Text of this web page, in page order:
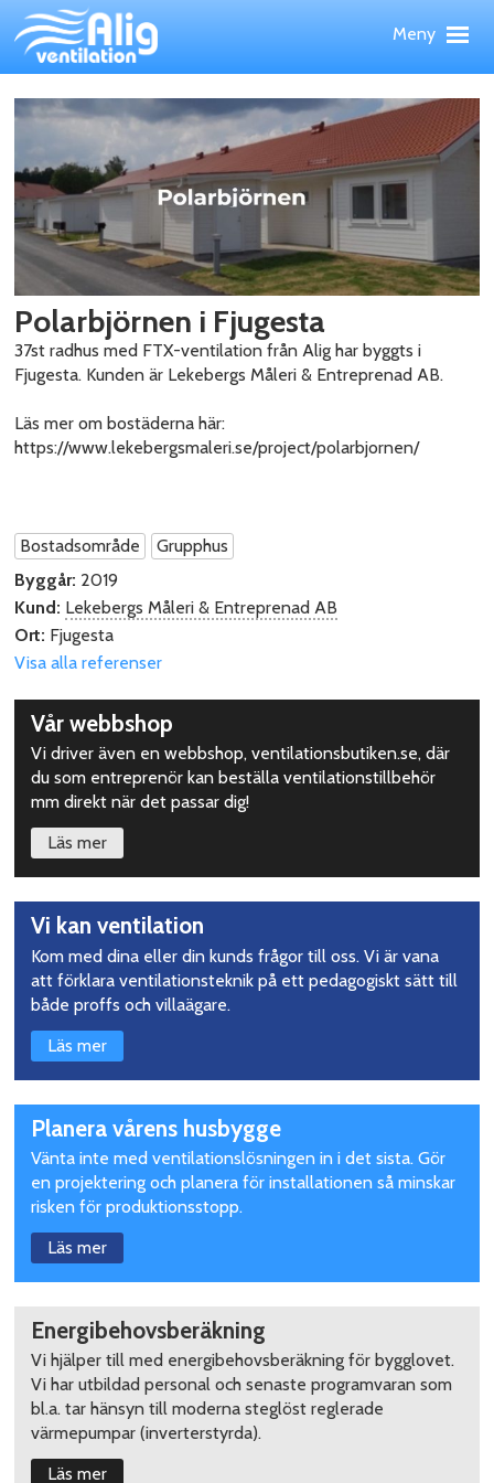
Hoppa
till
huvudinnehållet
Meny
TJÄNSTER
REFERENSOBJEKT
WEBBSHOP
NYHETER
OM ALIG
KONTAKT
Polarbjörnen i Fjugesta
37st radhus med FTX-ventilation från Alig har byggts i
Fjugesta. Kunden är Lekebergs Måleri & Entreprenad AB.
Läs mer om bostäderna här:
https://www.lekebergsmaleri.se/project/polarbjornen/
Bostadsområde
Grupphus
Byggår: 2019
Kund: Lekebergs Måleri & Entreprenad AB
Ort: Fjugesta
Visa alla referenser
Upptäck
mer
Vår webbshop
Vi driver även en webbshop, ventilationsbutiken.se, där
du som entreprenör kan beställa ventilationstillbehör
mm direkt när det passar dig!
Läs mer
Vi kan ventilation
Kom med dina eller din kunds frågor till oss. Vi är vana
att förklara ventilationsteknik på ett pedagogiskt sätt till
både proffs och villaägare.
Läs mer
Planera vårens husbygge
Vänta inte med ventilationslösningen in i det sista. Gör
en projektering och planera för installationen så minskar
risken för produktionsstopp.
Läs mer
Energibehovsberäkning
Vi hjälper till med energibehovsberäkning för bygglovet.
Vi har utbildad personal och senaste programvaran som
bl.a. tar hänsyn till moderna steglöst reglerade
värmepumpar (inverterstyrda).
Läs mer